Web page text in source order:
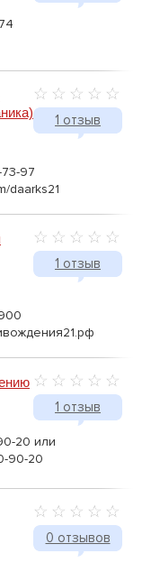
1 отзыв
97
daarks21
1 отзыв
1 отзыв
20 или
90-20
0 отзывов